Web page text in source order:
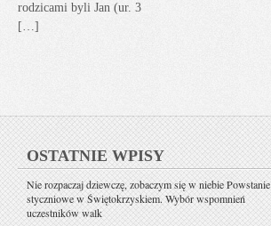
rodzicami byli Jan (ur. 3
[…]
OSTATNIE WPISY
Nie rozpaczaj dziewczę, zobaczym się w niebie Powstanie
styczniowe w Świętokrzyskiem. Wybór wspomnień
uczestników walk